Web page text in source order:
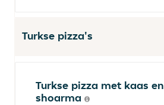
Turkse pizza's
Turkse pizza met kaas en
shoarma